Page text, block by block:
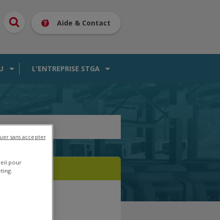
Aide & Contact
L'ENTREPRISE STGA
pour
sans accepter